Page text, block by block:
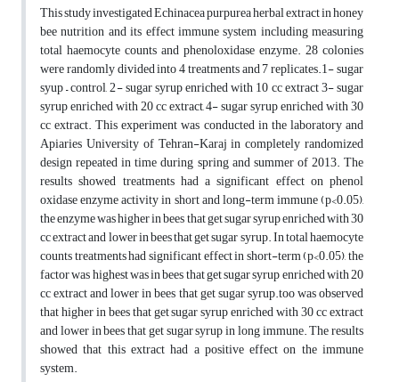
This study investigated Echinacea purpurea herbal extract in honey
bee nutrition and its effect immune system including measuring
total haemocyte counts and phenoloxidase enzyme. 28 colonies
were randomly divided into 4 treatments and 7 replicates.1- sugar
syup – control, 2- sugar syrup enriched with 10 cc extract 3- sugar
syrup enriched with 20 cc extract, 4- sugar syrup enriched with 30
cc extract. This experiment was conducted in the laboratory and
Apiaries University of Tehran-Karaj in completely randomized
design repeated in time during spring and summer of 2013. The
results showed treatments had a significant effect on phenol
oxidase enzyme activity in short and long-term immune (p<0.05),
the enzyme was higher in bees that get sugar syrup enriched with 30
cc extract and lower in bees that get sugar syrup. In total haemocyte
counts treatments had significant effect in short-term (p<0.05), the
factor was highest was in bees that get sugar syrup enriched with 20
cc extract and lower in bees that get sugar syrup.too was observed
that higher in bees that get sugar syrup enriched with 30 cc extract
and lower in bees that get sugar syrup in long immune. The results
showed that this extract had a positive effect on the immune
system.